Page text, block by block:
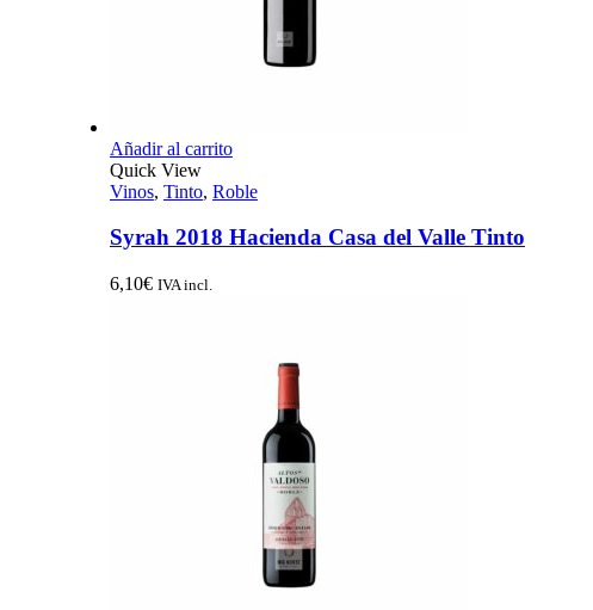
Añadir al carrito
Quick View
Vinos, Tinto, Roble
Syrah 2018 Hacienda Casa del Valle Tinto
6,10€ IVA incl.